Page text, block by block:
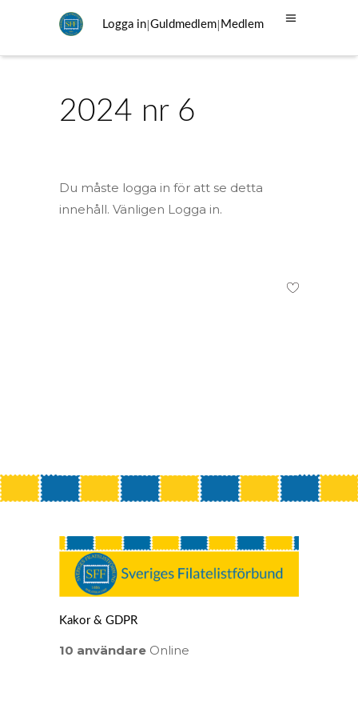
Logga in|Guldmedlem| Medlem
2024 nr 6
Du måste logga in för att se detta
innehåll. Vänligen Logga in.
Kakor & GDPR
10 användare Online